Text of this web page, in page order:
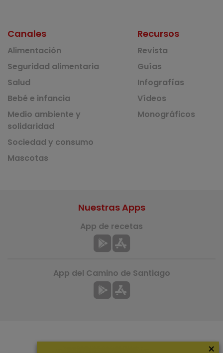
Canales
Alimentación
Seguridad alimentaria
Salud
Bebé e infancia
Medio ambiente y
solidaridad
Sociedad y consumo
Mascotas
Recursos
Revista
Guías
Infografías
Vídeos
Monográficos
Nuestras Apps
App de recetas
App del Camino de Santiago
×